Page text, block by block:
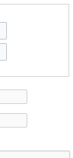
options